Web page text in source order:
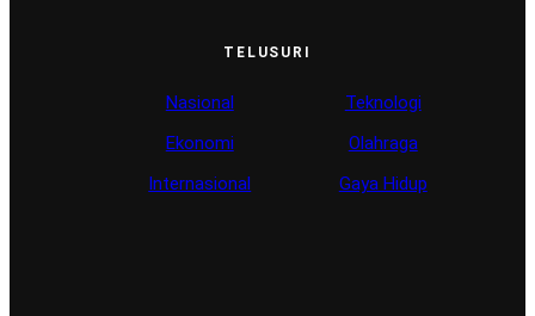
TELUSURI
Nasional
Ekonomi
Internasional
Teknologi
Olahraga
Gaya Hidup